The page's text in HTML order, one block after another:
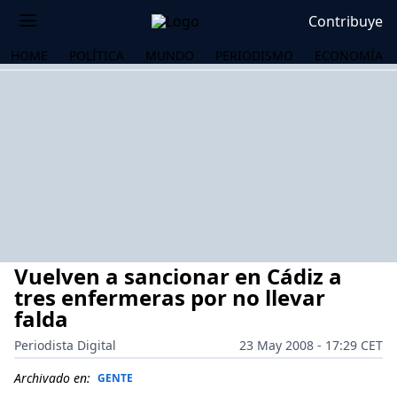
Contribuye
HOME POLÍTICA MUNDO PERIODISMO ECONOMÍA
Vuelven a sancionar en Cádiz a
tres enfermeras por no llevar
falda
Periodista Digital
23 May 2008 - 17:29 CET
Archivado en: GENTE